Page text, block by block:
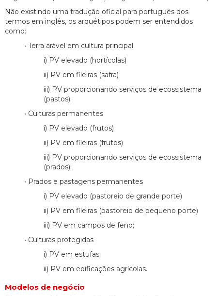
Não existindo uma tradução oficial para português dos
termos em inglês, os arquétipos podem ser entendidos
como:
• Terra arável em cultura principal
i) PV elevado (hortícolas)
ii) PV em fileiras (safra)
iii) PV proporcionando serviços de ecossistema
(pastos);
• Culturas permanentes
i) PV elevado (frutos)
ii) PV em fileiras (frutos)
iii) PV proporcionando serviços de ecossistema
(prados);
• Prados e pastagens permanentes
i) PV elevado (pastoreio de grande porte)
ii) PV em fileiras (pastoreio de pequeno porte)
iii) PV em campos de feno;
• Culturas protegidas
i) PV em estufas;
ii) PV em edificações agrícolas.
Modelos de negócio